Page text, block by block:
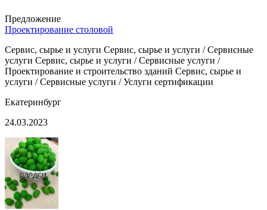
Предложение
Проектирование столовой
Сервис, сырье и услуги Сервис, сырье и услуги / Сервисные
услуги Сервис, сырье и услуги / Сервисные услуги /
Проектирование и строительство зданий Сервис, сырье и
услуги / Сервисные услуги / Услуги сертификации
Екатеринбург
24.03.2023